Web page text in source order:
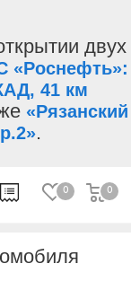
двух
«Роснефть»:
41 км
«Рязанский
.
0 0